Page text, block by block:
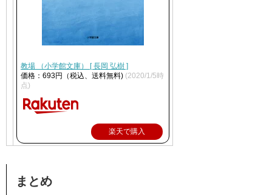
教場 （小学館文庫） [ 長岡 弘樹 ]
価格：693円（税込、送料無料) (2020/1/5時
点)
楽天で購入
まとめ